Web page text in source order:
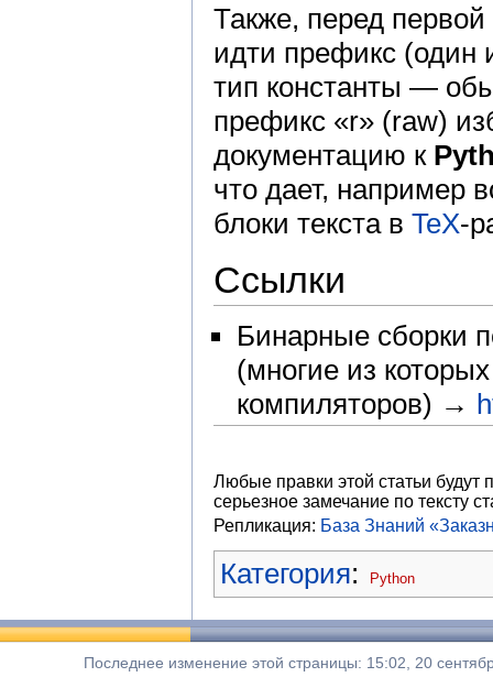
Также, перед
идти префикс (один
тип константы —
префикс «r» (raw)
документацию к
что дает, например
блоки текста в TeX-
Ссылки
Бинарные сборки
(многие из
компиляторов) →
Любые правки этой статьи
серьезное замечание по тексту
Репликация: База Знаний
Категория: Python
Последнее изменение этой страницы: 15:02, 20